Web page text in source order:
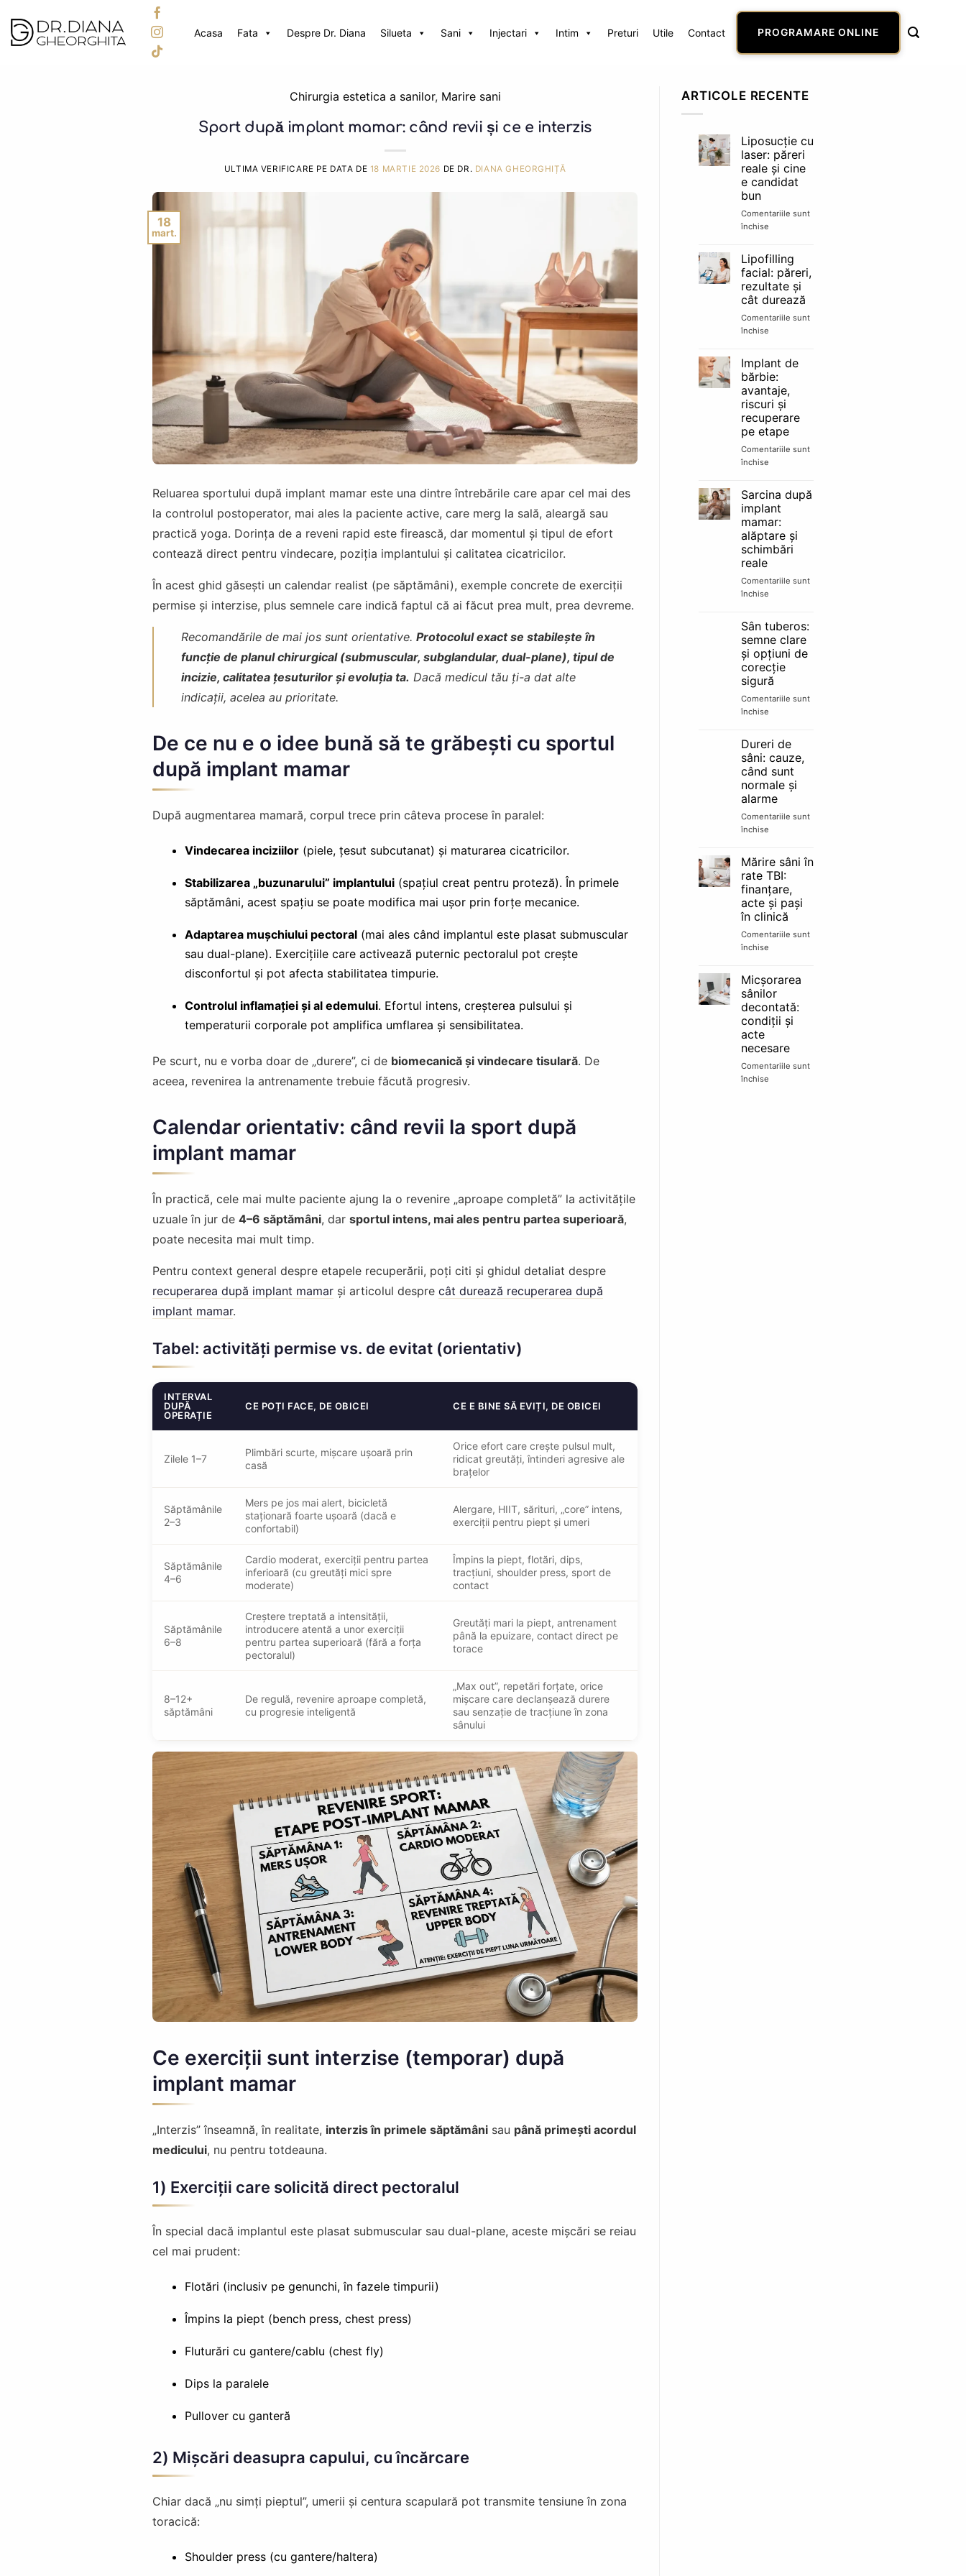
to
content
Acasa Fata Despre Dr. Diana Silueta Sani Injectari Intim Preturi Utile Contact PROGRAMARE ONLINE
Chirurgia estetica a sanilor, Marire sani
Sport după implant mamar: când revii și ce e interzis
ULTIMA VERIFICARE PE DATA DE 18 MARTIE 2026 DE DR. DIANA GHEORGHIȚĂ
18
mart.
Reluarea sportului după implant mamar este una dintre întrebările care apar cel mai des
la controlul postoperator, mai ales la paciente active, care merg la sală, aleargă sau
practică yoga. Dorința de a reveni rapid este firească, dar momentul și tipul de efort
contează direct pentru vindecare, poziția implantului și calitatea cicatricilor.
În acest ghid găsești un calendar realist (pe săptămâni), exemple concrete de exerciții
permise și interzise, plus semnele care indică faptul că ai făcut prea mult, prea devreme.
Recomandările de mai jos sunt orientative. Protocolul exact se stabilește în
funcție de planul chirurgical (submuscular, subglandular, dual-plane), tipul de
incizie, calitatea țesuturilor și evoluția ta. Dacă medicul tău ți-a dat alte
indicații, acelea au prioritate.
De ce nu e o idee bună să te grăbești cu sportul
după implant mamar
După augmentarea mamară, corpul trece prin câteva procese în paralel:
Vindecarea inciziilor(piele, țesut subcutanat) și maturarea cicatricilor.
Stabilizarea „buzunarului” implantului(spațiul creat pentru proteză). În primele
săptămâni, acest spațiu se poate modifica mai ușor prin forțe mecanice.
Adaptarea mușchiului pectoral(mai ales când implantul este plasat submuscular
sau dual-plane). Exercițiile care activează puternic pectoralul pot crește
disconfortul și pot afecta stabilitatea timpurie.
Controlul inflamației și al edemului. Efortul intens, creșterea pulsului și
temperaturii corporale pot amplifica umflarea și sensibilitatea.
Pe scurt, nu e vorba doar de „durere”, ci de biomecanică și vindecare tisulară. De
aceea, revenirea la antrenamente trebuie făcută progresiv.
Calendar orientativ: când revii la sport după
implant mamar
În practică, cele mai multe paciente ajung la o revenire „aproape completă” la activitățile
uzuale în jur de 4–6 săptămâni, dar sportul intens, mai ales pentru partea superioară,
poate necesita mai mult timp.
Pentru context general despre etapele recuperării, poți citi și ghidul detaliat despre
recuperarea după implant mamar și articolul despre cât durează recuperarea după
implant mamar.
Tabel: activități permise vs. de evitat (orientativ)
INTERVAL
DUPĂ
OPERAȚIE
CE POȚI FACE, DE OBICEI CE E BINE SĂ EVIȚI, DE OBICEI
Zilele 1–7
Plimbări scurte, mișcare ușoară prin
casă
Orice efort care crește pulsul mult,
ridicat greutăți, întinderi agresive ale
brațelor
Săptămânile
2–3
Mers pe jos mai alert, bicicletă
staționară foarte ușoară (dacă e
confortabil)
Alergare, HIIT, sărituri, „core” intens,
exerciții pentru piept și umeri
Săptămânile
4–6
Cardio moderat, exerciții pentru partea
inferioară (cu greutăți mici spre
moderate)
Împins la piept, flotări, dips,
tracțiuni, shoulder press, sport de
contact
Săptămânile
6–8
Creștere treptată a intensității,
introducere atentă a unor exerciții
pentru partea superioară (fără a forța
pectoralul)
Greutăți mari la piept, antrenament
până la epuizare, contact direct pe
torace
8–12+
săptămâni
De regulă, revenire aproape completă,
cu progresie inteligentă
„Max out”, repetări forțate, orice
mișcare care declanșează durere
sau senzație de tracțiune în zona
sânului
Ce exerciții sunt interzise (temporar) după
implant mamar
„Interzis” înseamnă, în realitate, interzis în primele săptămâni sau până primești acordul
medicului, nu pentru totdeauna.
1) Exerciții care solicită direct pectoralul
În special dacă implantul este plasat submuscular sau dual-plane, aceste mișcări se reiau
cel mai prudent:
Flotări (inclusiv pe genunchi, în fazele timpurii)
Împins la piept (bench press, chest press)
Fluturări cu gantere/cablu (chest fly)
Dips la paralele
Pullover cu ganteră
2) Mișcări deasupra capului, cu încărcare
Chiar dacă „nu simți pieptul”, umerii și centura scapulară pot transmite tensiune în zona
toracică:
Shoulder press (cu gantere/haltera)
ARTICOLE RECENTE
Liposucție cu
laser: păreri
reale și cine
e candidat
bun
Comentariile sunt
închise
cu
laser:
păreri
reale
și
cine
Lipofilling
facial: păreri,
rezultate și
cât durează
Comentariile sunt
închise
facial:
păreri,
rezultate
și
cât
durează
Implant de
bărbie:
avantaje,
riscuri și
recuperare
pe etape
Comentariile sunt
închise
bărbie:
avantaje,
riscuri
și
recuperare
etape
Sarcina după
implant
mamar:
alăptare și
schimbări
reale
Comentariile sunt
închise
după
implant
mamar:
alăptare
și
schimbări
reale
Sân tuberos:
semne clare
și opțiuni de
corecție
sigură
Comentariile sunt
închise
tuberos:
semne
clare
și
opțiuni
de
corecție
Dureri de
sâni: cauze,
când sunt
normale și
alarme
Comentariile sunt
închise
sâni:
cauze,
când
sunt
normale
și
Mărire sâni în
rate TBI:
finanțare,
acte și pași
în clinică
Comentariile sunt
închise
în
rate
TBI:
finanțare,
și
pași
Micșorarea
sânilor
decontată:
condiții și
acte
necesare
Comentariile sunt
închise